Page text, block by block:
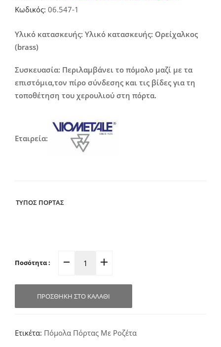
27,00€
through
62,00€
Κωδικός: 06.547-1
Υλικό κατασκευής: Υλικό κατασκευής: Ορείχαλκος
(brass)
Συσκευασία: Περιλαμβάνει το πόμολο μαζί με τα
επιστόμια,τον πίρο σύνδεσης και τις βίδες για τη
τοποθέτηση του χερουλιού στη πόρτα.
Εταιρεία:
ΤΥΠΟΣ ΠΟΡΤΑΣ
Ποσότητα :
Πόμολο
Ροζέτα
06.547
ΠΡΟΣΘΉΚΗ ΣΤΟ ΚΑΛΆΘΙ
Ετικέτα: Πόμολα Πόρτας Με Ροζέτα